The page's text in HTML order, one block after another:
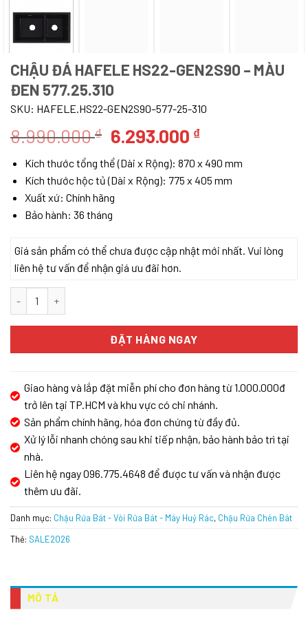
CHẬU ĐÁ HAFELE HS22-GEN2S90 – MÀU
ĐEN 577.25.310
SKU: HAFELE.HS22-GEN2S90–577-25-310
8.990.000₫ Giá
gốc
là:
8.990.000 ₫.
6.293.000 ₫Giá
tại
là:
Kích thước tổng thể (Dài x Rộng): 870 x 490 mm
Kích thước hộc tủ (Dài x Rộng): 775 x 405 mm
Xuất xứ: Chính hãng
Bảo hành: 36 tháng
Giá sản phẩm có thể chưa được cập nhật mới nhất. Vui lòng
liên hệ tư vấn để nhận giá ưu đãi hơn.
ĐẶT HÀNG NGAY
Giao hàng và lắp đặt miễn phí cho đơn hàng từ 1.000.000đ
trở lên tại TP.HCM và khu vực có chi nhánh.
Sản phẩm chính hãng, hóa đơn chứng từ đầy đủ.
Xử lý lỗi nhanh chóng sau khi tiếp nhận, bảo hành bảo trì tại
nhà.
Liên hệ ngay 096.775.4648 để được tư vấn và nhận được
thêm ưu đãi.
Danh mục: Chậu Rửa Bát - Vòi Rửa Bát - Máy Huỷ Rác, Chậu Rửa Chén Bát
Thẻ: SALE2026
MÔ TẢ